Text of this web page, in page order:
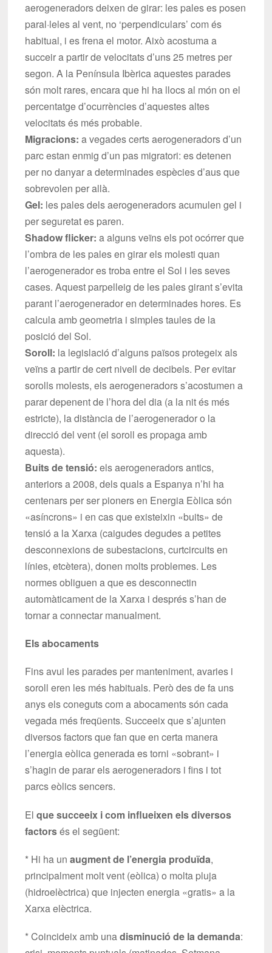
aerogeneradors deixen de girar: les pales es posen
paral·leles al vent, no ‘perpendiculars’ com és
habitual, i es frena el motor. Això acostuma a
succeir a partir de velocitats d’uns 25 metres per
segon. A la Península Ibèrica aquestes parades
són molt rares, encara que hi ha llocs al món on el
percentatge d’ocurrències d’aquestes altes
velocitats és més probable.
Migracions: a vegades certs aerogeneradors d’un
parc estan enmig d’un pas migratori: es detenen
per no danyar a determinades espècies d’aus que
sobrevolen per allà.
Gel: les pales dels aerogeneradors acumulen gel i
per seguretat es paren.
Shadow flicker: a alguns veïns els pot ocórrer que
l’ombra de les pales en girar els molesti quan
l’aerogenerador es troba entre el Sol i les seves
cases. Aquest parpelleig de les pales girant s’evita
parant l’aerogenerador en determinades hores. Es
calcula amb geometria i simples taules de la
posició del Sol.
Soroll: la legislació d’alguns països protegeix als
veïns a partir de cert nivell de decibels. Per evitar
sorolls molests, els aerogeneradors s’acostumen a
parar depenent de l’hora del dia (a la nit és més
estricte), la distància de l’aerogenerador o la
direcció del vent (el soroll es propaga amb
aquesta).
Buits de tensió: els aerogeneradors antics,
anteriors a 2008, dels quals a Espanya n’hi ha
centenars per ser pioners en Energia Eòlica són
«asíncrons» i en cas que existeixin «buits» de
tensió a la Xarxa (caigudes degudes a petites
desconnexions de subestacions, curtcircuits en
línies, etcètera), donen molts problemes. Les
normes obliguen a que es desconnectin
automàticament de la Xarxa i després s’han de
tornar a connectar manualment.
Els abocaments
Fins avui les parades per manteniment, avaries i
soroll eren les més habituals. Però des de fa uns
anys els coneguts com a abocaments són cada
vegada més freqüents. Succeeix que s’ajunten
diversos factors que fan que en certa manera
l’energia eòlica generada es torni «sobrant» i
s’hagin de parar els aerogeneradors i fins i tot
parcs eòlics sencers.
Elque succeeix i com influeixen els diversos
factorsés el següent:
* Hi ha unaugment de l’energia produïda,
principalment molt vent (eòlica) o molta pluja
(hidroelèctrica) que injecten energia «gratis» a la
Xarxa elèctrica.
* Coincideix amb unadisminució de la demanda: